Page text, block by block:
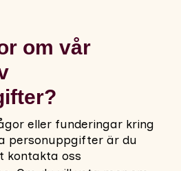
om vår
eller funderingar kring
personuppgifter är du
kontakta oss